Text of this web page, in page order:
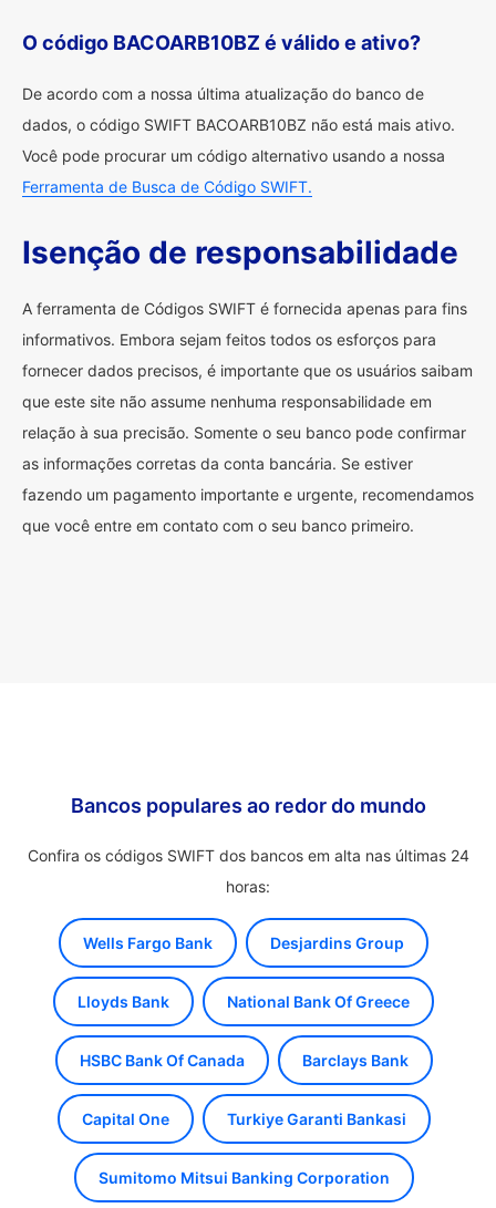
O código BACOARB10BZ é válido e ativo?
De acordo com a nossa última atualização do banco de
dados, o código SWIFT BACOARB10BZ não está mais ativo.
Você pode procurar um código alternativo usando a nossa
Ferramenta de Busca de Código SWIFT.
Isenção de responsabilidade
A ferramenta de Códigos SWIFT é fornecida apenas para fins
informativos. Embora sejam feitos todos os esforços para
fornecer dados precisos, é importante que os usuários saibam
que este site não assume nenhuma responsabilidade em
relação à sua precisão. Somente o seu banco pode confirmar
as informações corretas da conta bancária. Se estiver
fazendo um pagamento importante e urgente, recomendamos
que você entre em contato com o seu banco primeiro.
Bancos populares ao redor do mundo
Confira os códigos SWIFT dos bancos em alta nas últimas 24
horas:
Wells Fargo Bank Desjardins Group
Lloyds Bank National Bank Of Greece
HSBC Bank Of Canada Barclays Bank
Capital One Turkiye Garanti Bankasi
Sumitomo Mitsui Banking Corporation